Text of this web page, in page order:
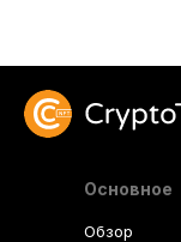
Основное
Обзор